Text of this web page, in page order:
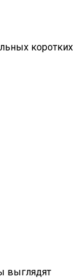
коротких
выглядят